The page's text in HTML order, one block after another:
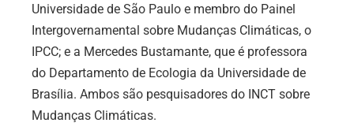
Universidade de São Paulo e membro do Painel
Intergovernamental sobre Mudanças Climáticas, o
IPCC; e a Mercedes Bustamante, que é professora
do Departamento de Ecologia da Universidade de
Brasília. Ambos são pesquisadores do INCT sobre
Mudanças Climáticas.